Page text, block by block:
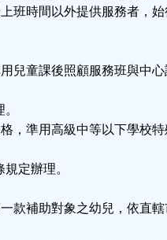
班時間以外提供服務者，
兒童課後照顧服務班與中
，準用高級中等以下學校
定辦理。
款補助對象之幼兒，依直